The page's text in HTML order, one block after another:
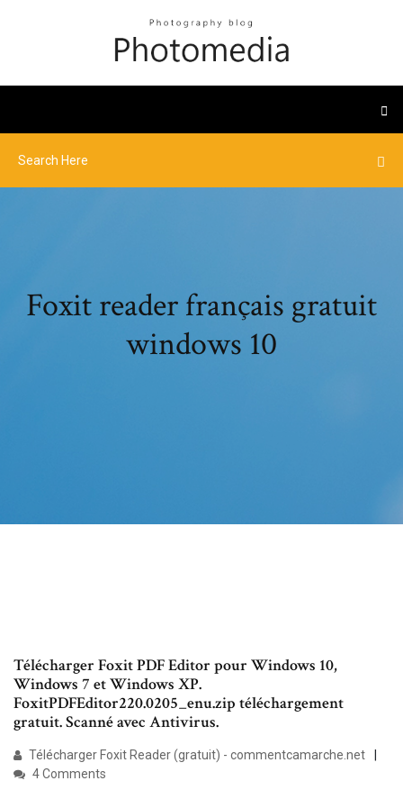
Foxit reader français gratuit
windows 10
Télécharger Foxit PDF Editor pour Windows 10,
Windows 7 et Windows XP.
FoxitPDFEditor220.0205_enu.zip téléchargement
gratuit. Scanné avec Antivirus.
Télécharger Foxit Reader (gratuit) - commentcamarche.net
4 Comments